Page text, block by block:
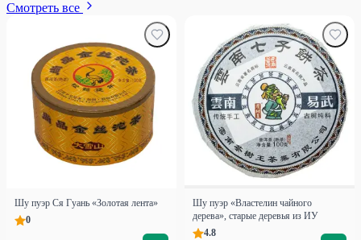
Смотреть все
Шу пуэр Ся Гуань «Золотая лента»
0
Шу пуэр «Властелин чайного
дерева», старые деревья из ИУ
4.8